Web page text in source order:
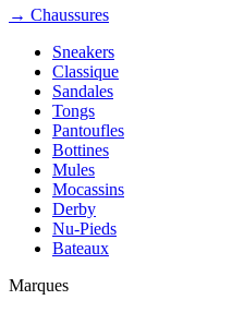
→ Chaussures
Sneakers
Classique
Sandales
Tongs
Pantoufles
Bottines
Mules
Mocassins
Derby
Nu-Pieds
Bateaux
Marques